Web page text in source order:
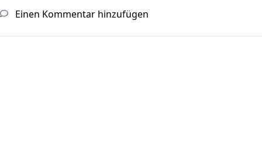
Einen Kommentar hinzufügen